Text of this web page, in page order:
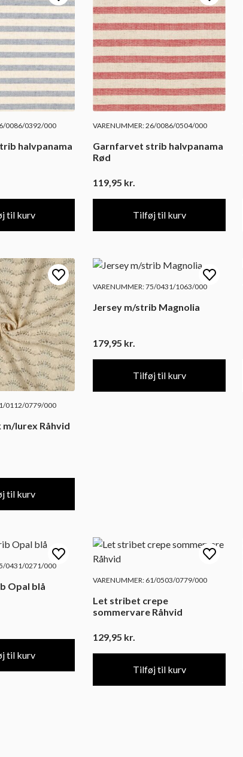
0086/0392/000
halvpanama
til kurv
VARENUMMER: 26/0086/0504/000
Garnfarvet strib halvpanama
Rød
119,95 kr.
Tilføj til kurv
0112/0779/000
m/lurex Råhvid
til kurv
VARENUMMER: 75/0431/1063/000
Jersey m/strib Magnolia
179,95 kr.
Tilføj til kurv
0431/0271/000
Opal blå
til kurv
VARENUMMER: 61/0503/0779/000
Let stribet crepe
sommervare Råhvid
129,95 kr.
Tilføj til kurv